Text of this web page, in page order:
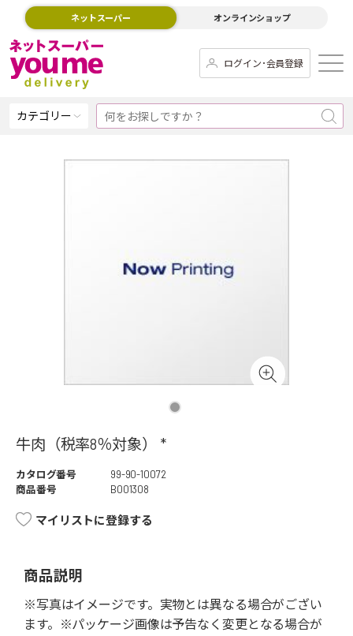
ネットスーパー オンラインショップ
ログイン･会員登録
カテゴリー
牛肉（税率8％対象） *
カタログ番号
99-90-10072
商品番号
B001308
マイリストに登録する
商品説明
※写真はイメージです。実物とは異なる場合がござい
ます。※パッケージ画像は予告なく変更となる場合が